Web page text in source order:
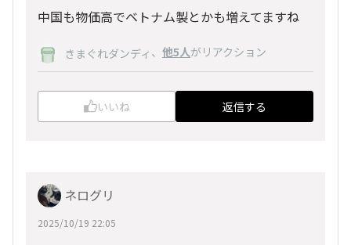
中国も物価高でベトナム製とかも増えてますね
きまぐれダンディ 、 他5人がリアクション
いいね 返信する
ネログリ
2025/10/19 22:05